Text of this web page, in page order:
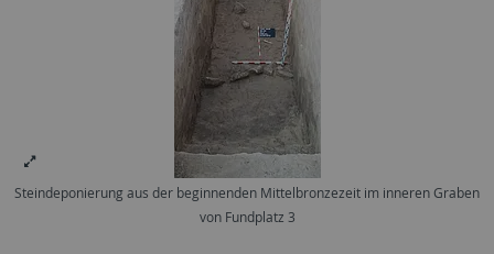
Steindeponierung aus der beginnenden Mittelbronzezeit im inneren Graben
von Fundplatz 3